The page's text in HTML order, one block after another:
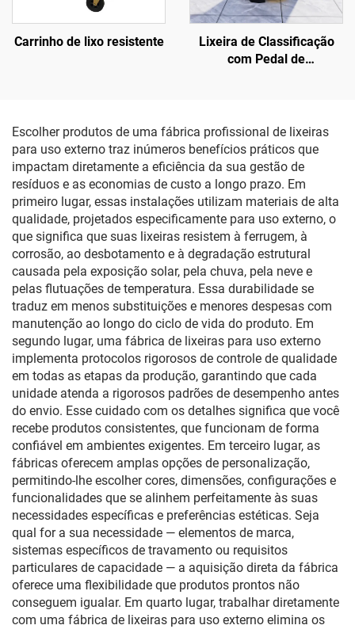
Carrinho de lixo resistente
Lixeira de Classificação
com Pedal de
Escolher produtos de uma fábrica profissional de lixeiras
para uso externo traz inúmeros benefícios práticos que
impactam diretamente a eficiência da sua gestão de
resíduos e as economias de custo a longo prazo. Em
primeiro lugar, essas instalações utilizam materiais de alta
qualidade, projetados especificamente para uso externo, o
que significa que suas lixeiras resistem à ferrugem, à
corrosão, ao desbotamento e à degradação estrutural
causada pela exposição solar, pela chuva, pela neve e
pelas flutuações de temperatura. Essa durabilidade se
traduz em menos substituições e menores despesas com
manutenção ao longo do ciclo de vida do produto. Em
segundo lugar, uma fábrica de lixeiras para uso externo
implementa protocolos rigorosos de controle de qualidade
em todas as etapas da produção, garantindo que cada
unidade atenda a rigorosos padrões de desempenho antes
do envio. Esse cuidado com os detalhes significa que você
recebe produtos consistentes, que funcionam de forma
confiável em ambientes exigentes. Em terceiro lugar, as
fábricas oferecem amplas opções de personalização,
permitindo-lhe escolher cores, dimensões, configurações e
funcionalidades que se alinhem perfeitamente às suas
necessidades específicas e preferências estéticas. Seja
qual for a sua necessidade — elementos de marca,
sistemas específicos de travamento ou requisitos
particulares de capacidade — a aquisição direta da fábrica
oferece uma flexibilidade que produtos prontos não
conseguem igualar. Em quarto lugar, trabalhar diretamente
com uma fábrica de lixeiras para uso externo elimina os